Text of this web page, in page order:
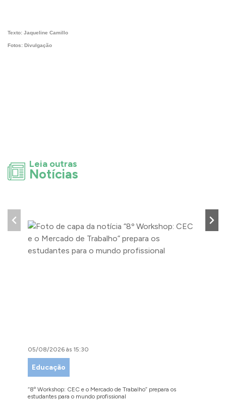
Texto: Jaqueline Camillo
Fotos: Divulgação
Leia outras
Notícias
05/08/2026 às 15:30
Educação
“8º Workshop: CEC e o Mercado de Trabalho” prepara os
estudantes para o mundo profissional